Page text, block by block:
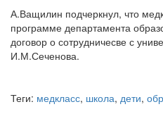
А.Ващилин подчеркнул, что
программе департамента
договор о сотрудничесве с
И.М.Сеченова.
Теги: медкласс, школа, дети,